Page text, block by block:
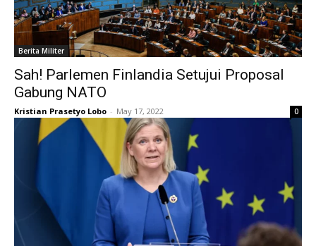
Berita Militer
Sah! Parlemen Finlandia Setujui Proposal
Gabung NATO
Kristian Prasetyo Lobo - May 17, 2022 0